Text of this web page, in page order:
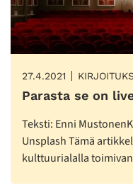
27.4.2021
Parasta se on
Teksti: Enni
Unsplash Tämä
kulttuurialalla